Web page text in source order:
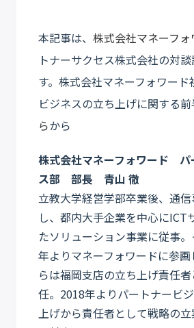
本記事は、 株式会社マネーフォ
トナーサクセス株式会社の対
す。株式会社マネーフォワード
ビジネスの立ち上げに関する前
らから
株式会社マネーフォワード パ
ス部 部長 青山 徹
立教大学経営学部卒業後、通
し、都内大手企業を中心にICT
たソリューション事業に従事
年よりマネーフォワードに参
らは福岡支店の立ち上げ責任
任。2018年よりパートナービ
上げから責任者として戦略の